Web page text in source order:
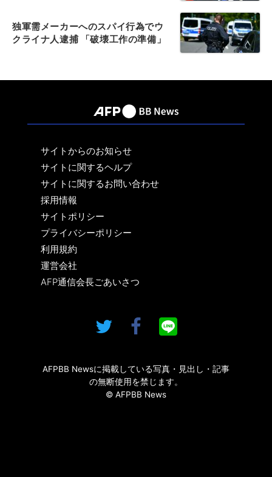
独軍需メーカーへのスパイ行為でウ
クライナ人逮捕 「破壊工作の準備」
サイトからのお知らせ
サイトに関するヘルプ
サイトに関するお問い合わせ
採用情報
サイトポリシー
プライバシーポリシー
利用規約
運営会社
AFP通信会長ごあいさつ
AFPBB Newsに掲載している写真・見出し・記事
の無断使用を禁じます。
© AFPBB News